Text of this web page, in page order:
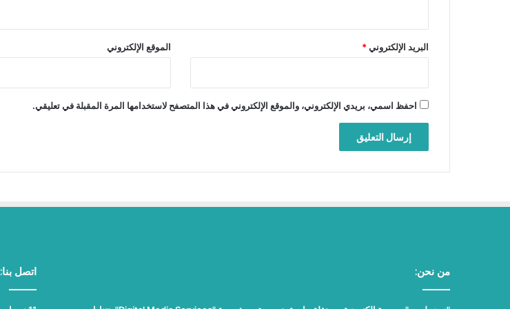
البريد الإلكتروني* الموقع الإلكتروني
احفظ اسمي، بريدي الإلكتروني، والموقع الإلكتروني في هذا المتصفح لاستخدامها المرة المقبلة في تعليقي.
من نحن: اتصل بنا: